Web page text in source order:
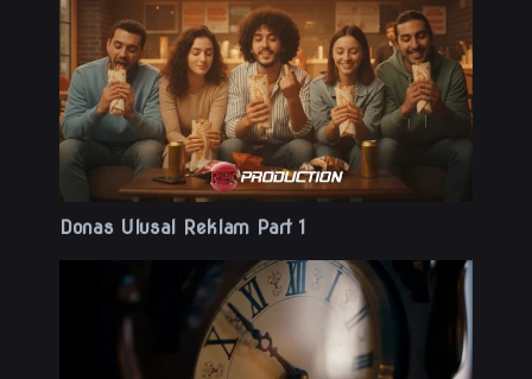
Donas Ulusal Reklam Part 1